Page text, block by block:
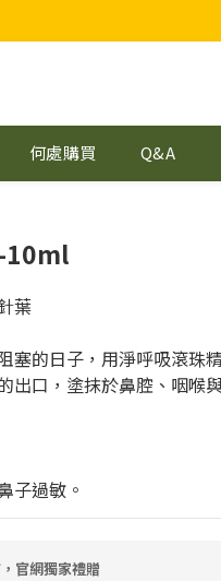
何處購買 Q&A
10ml
葉
塞的日子，用淨呼吸滾珠
出口，塗抹於鼻腔、咽喉
子過敏。
官網獨家禮贈